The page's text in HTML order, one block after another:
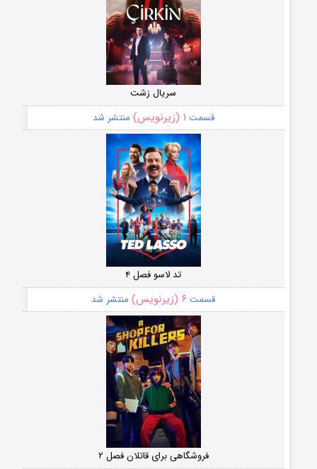
سریال زشت
قسمت ۱ (زیرنویس) منتشر شد
تد لاسو فصل ۴
قسمت ۶ (زیرنویس) منتشر شد
فروشگاهی برای قاتلان فصل ۲